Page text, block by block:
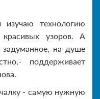
технологию
красивых узоров. А
задуманное, на душе
поддерживает
- самую нужную